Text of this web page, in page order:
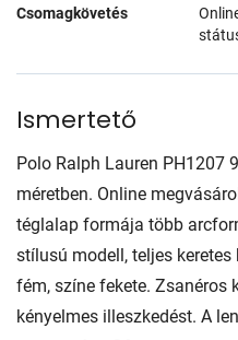
Csomagkövetés
Ismertető
Polo Ralph Lauren PH1207
méretben. Online
téglalap formája több
stílusú modell, teljes
fém, színe fekete. Zsanéros
kényelmes illeszkedést. A